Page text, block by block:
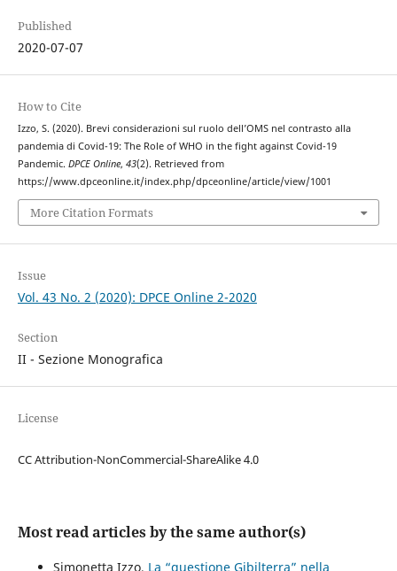
Published
2020-07-07
How to Cite
Izzo, S. (2020). Brevi considerazioni sul ruolo dell’OMS nel contrasto alla
pandemia di Covid-19: The Role of WHO in the fight against Covid-19
Pandemic. DPCE Online, 43(2). Retrieved from
https://www.dpceonline.it/index.php/dpceonline/article/view/1001
More Citation Formats
Issue
Vol. 43 No. 2 (2020): DPCE Online 2-2020
Section
II - Sezione Monografica
License
CC Attribution-NonCommercial-ShareAlike 4.0
Most read articles by the same author(s)
Simonetta Izzo, La “questione Gibilterra” nella